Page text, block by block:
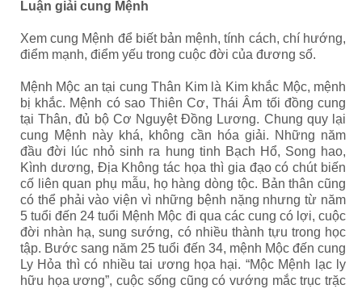
Luận giải cung Mệnh
Xem cung Mệnh để biết bản mệnh, tính cách, chí hướng,
điểm mạnh, điểm yếu trong cuộc đời của đương số.
Mệnh Mộc an tại cung Thân Kim là Kim khắc Mộc, mệnh
bị khắc. Mệnh có sao Thiên Cơ, Thái Âm tối đồng cung
tại Thân, đủ bộ Cơ Nguyệt Đồng Lương. Chung quy lại
cung Mệnh này khá, không cần hóa giải. Những năm
đầu đời lúc nhỏ sinh ra hung tinh Bạch Hổ, Song hao,
Kình dương, Địa Không tác họa thì gia đạo có chút biến
cố liên quan phụ mẫu, họ hàng dòng tộc. Bản thân cũng
có thể phải vào viện vì những bệnh nặng nhưng từ năm
5 tuổi đến 24 tuổi Mệnh Mộc đi qua các cung có lợi, cuộc
đời nhàn hạ, sung sướng, có nhiều thành tựu trong học
tập. Bước sang năm 25 tuổi đến 34, mệnh Mộc đến cung
Ly Hỏa thì có nhiều tai ương họa hại. “Mộc Mệnh lạc ly
hữu họa ương”, cuộc sống cũng có vướng mắc trục trặc